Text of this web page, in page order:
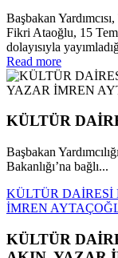
Başbakan
Fikri Ataoğlu, 15
dolayısıyla
Read more
KÜLTÜR
Başbakan
Bakanlığı’na bağlı...
KÜLTÜR DAİRESİ
İMREN
KÜLTÜR